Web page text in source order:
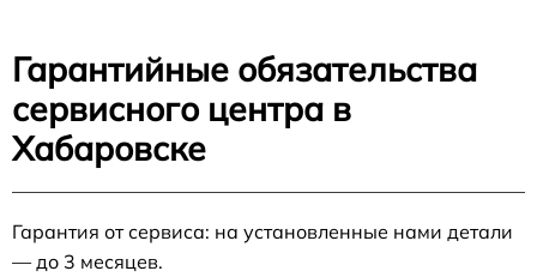
Гарантийные обязательства
сервисного центра в
Хабаровске
Гарантия от сервиса: на установленные нами детали
— до 3 месяцев.